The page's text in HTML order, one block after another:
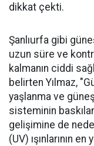
dikkat çekti.
Şanlıurfa gibi
uzun süre ve
kalmanın ciddi
belirten Yılmaz,
yaşlanma ve
sisteminin
gelişimine de
(UV) ışınlarının